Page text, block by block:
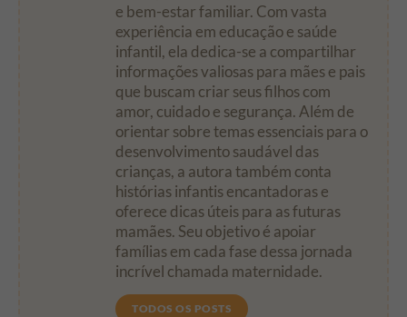
e bem-estar familiar. Com vasta
experiência em educação e saúde
infantil, ela dedica-se a compartilhar
informações valiosas para mães e pais
que buscam criar seus filhos com
amor, cuidado e segurança. Além de
orientar sobre temas essenciais para o
desenvolvimento saudável das
crianças, a autora também conta
histórias infantis encantadoras e
oferece dicas úteis para as futuras
mamães. Seu objetivo é apoiar
famílias em cada fase dessa jornada
incrível chamada maternidade.
TODOS OS POSTS